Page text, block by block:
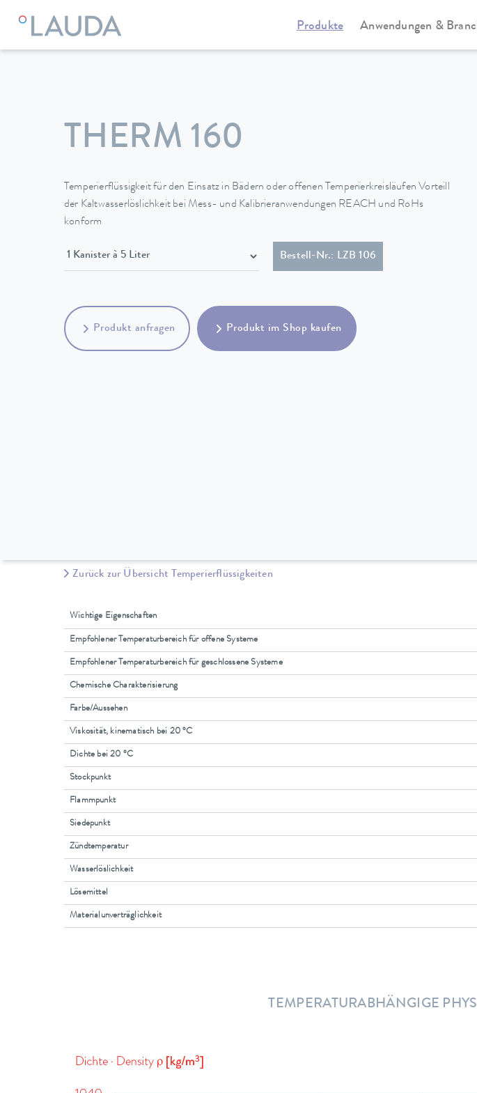
Produkte Anwendungen &
LAUDA Temperiergeräte Therm
THERM 160
Temperierflüssigkeit für den Einsatz in Bädern oder offenen Temperierkreisläufen Vorteill
der Kaltwasserlöslichkeit bei Mess- und Kalibrieranwendungen REACH und RoHs
konform
Bestell-Nr.: LZB 106
Produkt anfragen Produkt im Shop kaufen
Zurück zur Übersicht Temperierflüssigkeiten
Wichtige Eigenschaften
Empfohlener Temperaturbereich für offene Systeme
Empfohlener Temperaturbereich für geschlossene Systeme
Chemische Charakterisierung
Farbe/Aussehen
Viskosität, kinematisch bei 20 °C
Dichte bei 20 °C
Stockpunkt
Flammpunkt
Siedepunkt
Zündtemperatur
Wasserlöslichkeit
Lösemittel
Materialunverträglichkeit
TEMPERATURABHÄNGIGE